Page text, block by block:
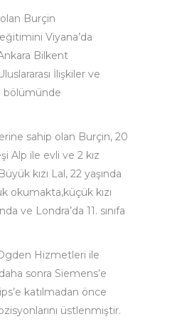
Burçin
Viyana’da
Bilkent
İlişkiler ve
bölümünde
sahip olan Burçin, 20
Alp ile evli ve 2 kız
kızı Lal, 22 yaşında
okumakta,küçük kızı
ve Londra’da 11. sınıfa
Hizmetleri ile
sonra Siemens’e
katılmadan önce
üstlenmiştir.